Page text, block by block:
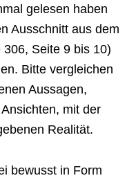
gelesen haben
Ausschnitt aus dem
Seite 9 bis 10)
Bitte vergleichen
Aussagen,
mit der
Realität.
bewusst in Form